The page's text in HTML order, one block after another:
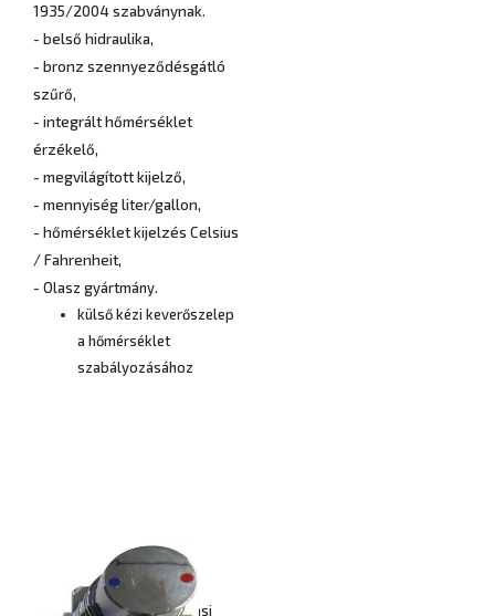
1935/2004 szabványnak.
- belső hidraulika,
- bronz szennyeződésgátló
szűrő,
- integrált hőmérséklet
érzékelő,
- megvilágított kijelző,
- mennyiség liter/gallon,
- hőmérséklet kijelzés Celsius
/ Fahrenheit,
- Olasz gyártmány.
külső kézi keverőszelep
a hőmérséklet
szabályozásához
Maximális adagolási